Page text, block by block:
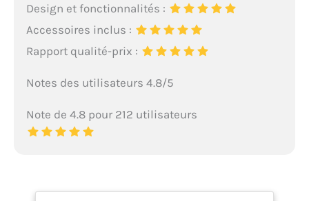
Design et fonctionnalités :
Accessoires inclus :
Rapport qualité-prix :
Notes des utilisateurs 4.8/5
Note de 4.8 pour 212 utilisateurs